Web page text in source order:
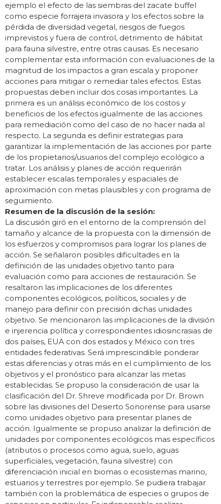
ejemplo el efecto de las siembras del zacate buffel
como especie forrajera invasora y los efectos sobre la
pérdida de diversidad vegetal, riesgos de fuegos
imprevistos y fuera de control, detrimento de hábitat
para fauna silvestre, entre otras causas. Es necesario
complementar esta información con evaluaciones de la
magnitud de los impactos a gran escala y proponer
acciones para mitigar o remediar tales efectos. Estas
propuestas deben incluir dos cosas importantes. La
primera es un análisis económico de los costos y
beneficios de los efectos igualmente de las acciones
para remediación como del caso de no hacer nada al
respecto. La segunda es definir estrategias para
garantizar la implementación de las acciones por parte
de los propietarios/usuarios del complejo ecológico a
tratar. Los análisis y planes de acción requerirán
establecer escalas temporales y espaciales de
aproximación con metas plausibles y con programa de
seguimiento.
Resumen de la discusión de la sesión:
La discusión giró en el entorno de la comprensión del
tamaño y alcance de la propuesta con la dimensión de
los esfuerzos y compromisos para lograr los planes de
acción. Se señalaron posibles dificultades en la
definición de las unidades objetivo tanto para
evaluación como para acciones de restauración. Se
resaltaron las implicaciones de los diferentes
componentes ecológicos, políticos, sociales y de
manejo para definir con precisión dichas unidades
objetivo. Se mencionaron las implicaciones de la división
e injerencia política y correspondientes idiosincrasias de
dos países, EUA con dos estados y México con tres
entidades federativas. Será imprescindible ponderar
estas diferencias y otras más en el cumplimiento de los
objetivos y el pronóstico para alcanzar las metas
establecidas. Se propuso la consideración de usar la
clasificación del Dr. Shreve modificada por Dr. Brown
sobre las divisiones del Desierto Sonorense para usarse
como unidades objetivo para presentar planes de
acción. Igualmente se propuso analizar la definición de
unidades por componentes ecológicos mas específicos
(atributos o procesos como agua, suelo, aguas
superficiales, vegetación, fauna silvestre) con
diferenciación inicial en biomas o ecosistemas marino,
estuarios y terrestres por ejemplo. Se pudiera trabajar
también con la problemática de especies o grupos de